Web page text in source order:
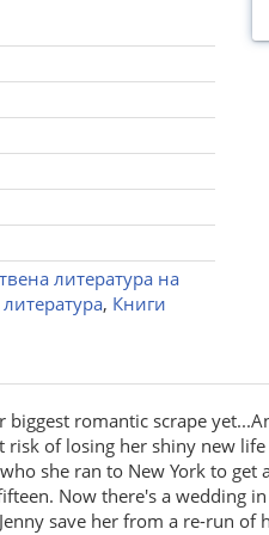
литература на
, Книги
romantic scrape
of losing her shiny new
she ran to New York to
Now there's a wedding
save her from a re-run of